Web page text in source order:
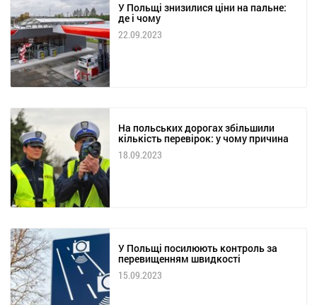
У Польщі знизилися ціни на пальне:
де і чому
22.09.2023
На польських дорогах збільшили
кількість перевірок: у чому причина
18.09.2023
У Польщі посилюють контроль за
перевищенням швидкості
15.09.2023